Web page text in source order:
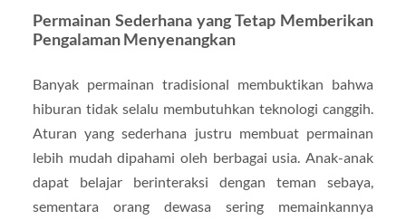
Permainan Sederhana yang Tetap Memberikan
Pengalaman Menyenangkan
Banyak permainan tradisional membuktikan bahwa
hiburan tidak selalu membutuhkan teknologi canggih.
Aturan yang sederhana justru membuat permainan
lebih mudah dipahami oleh berbagai usia. Anak-anak
dapat belajar berinteraksi dengan teman sebaya,
sementara orang dewasa sering memainkannya